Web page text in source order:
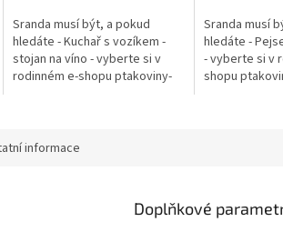
Sranda musí být, a pokud
hledáte - Kuchař s vozíkem -
stojan na víno - vyberte si v
rodinném e-shopu ptakoviny-
Sranda musí
hledáte -
- vyberte si v
shopu
informace
Doplňkové